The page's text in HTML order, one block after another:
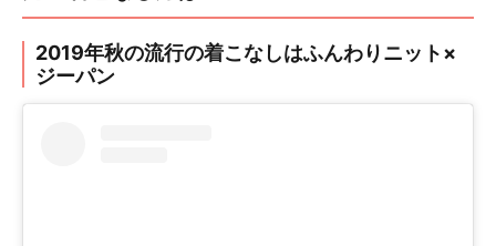
2019年秋の流行の着こなしはふんわりニット×
ジーパン